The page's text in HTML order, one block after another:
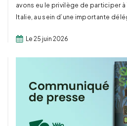
avons eu le privilège de participer
Italie, au sein d’une importante
Le 25 juin 2026